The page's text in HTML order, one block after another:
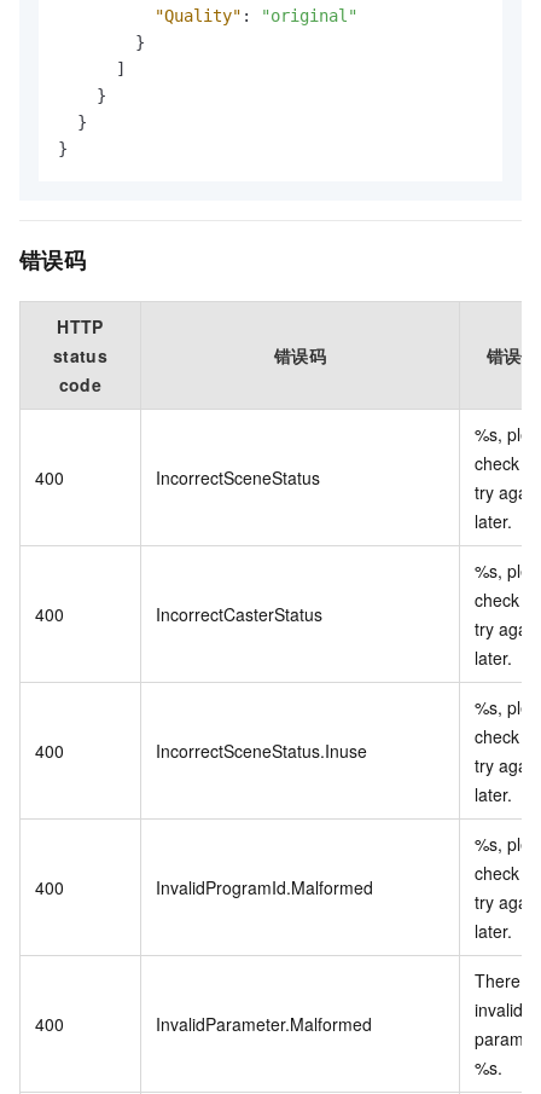
"Quality" :
"original"
}
]
}
}
}
错误码
HTTP
status
code
错误码 错误
400 IncorrectSceneStatus
%s,
check
try again
later.
400 IncorrectCasterStatus
%s,
check
try again
later.
400 IncorrectSceneStatus.Inuse
%s,
check
try again
later.
400 InvalidProgramId.Malformed
%s,
check
try again
later.
400 InvalidParameter.Malformed
There
invalid
%s.